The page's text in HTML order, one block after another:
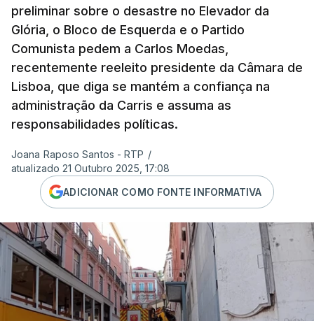
preliminar sobre o desastre no Elevador da
Glória, o Bloco de Esquerda e o Partido
Comunista pedem a Carlos Moedas,
recentemente reeleito presidente da Câmara de
Lisboa, que diga se mantém a confiança na
administração da Carris e assuma as
responsabilidades políticas.
Joana Raposo Santos - RTP /
atualizado 21 Outubro 2025, 17:08
ADICIONAR COMO FONTE INFORMATIVA